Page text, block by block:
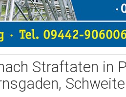
Straftaten in